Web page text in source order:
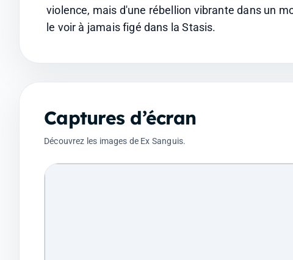
violence, mais d'une rébellion vibrante dans un
le voir à jamais figé dans la Stasis.
Captures d’écran
Découvrez les images de Ex Sanguis.